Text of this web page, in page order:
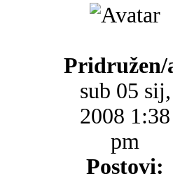
Pridružen/
sub 05 sij,
2008 1:38
pm
Postovi: